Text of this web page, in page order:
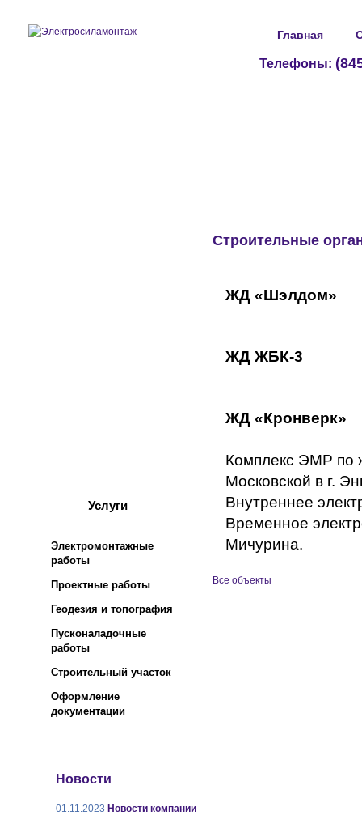
Главная
Телефоны:
Строительные
ЖД «Шэлдом»
ЖД ЖБК-3
ЖД «Кронверк»
Комплекс ЭМР по
Московской в г.
Внутреннее
Временное
Мичурина.
Все объекты
Услуги
Электромонтажные
работы
Проектные работы
Геодезия и топография
Пусконаладочные
работы
Строительный участок
Оформление
документации
Новости
01.11.2023 Новости компании